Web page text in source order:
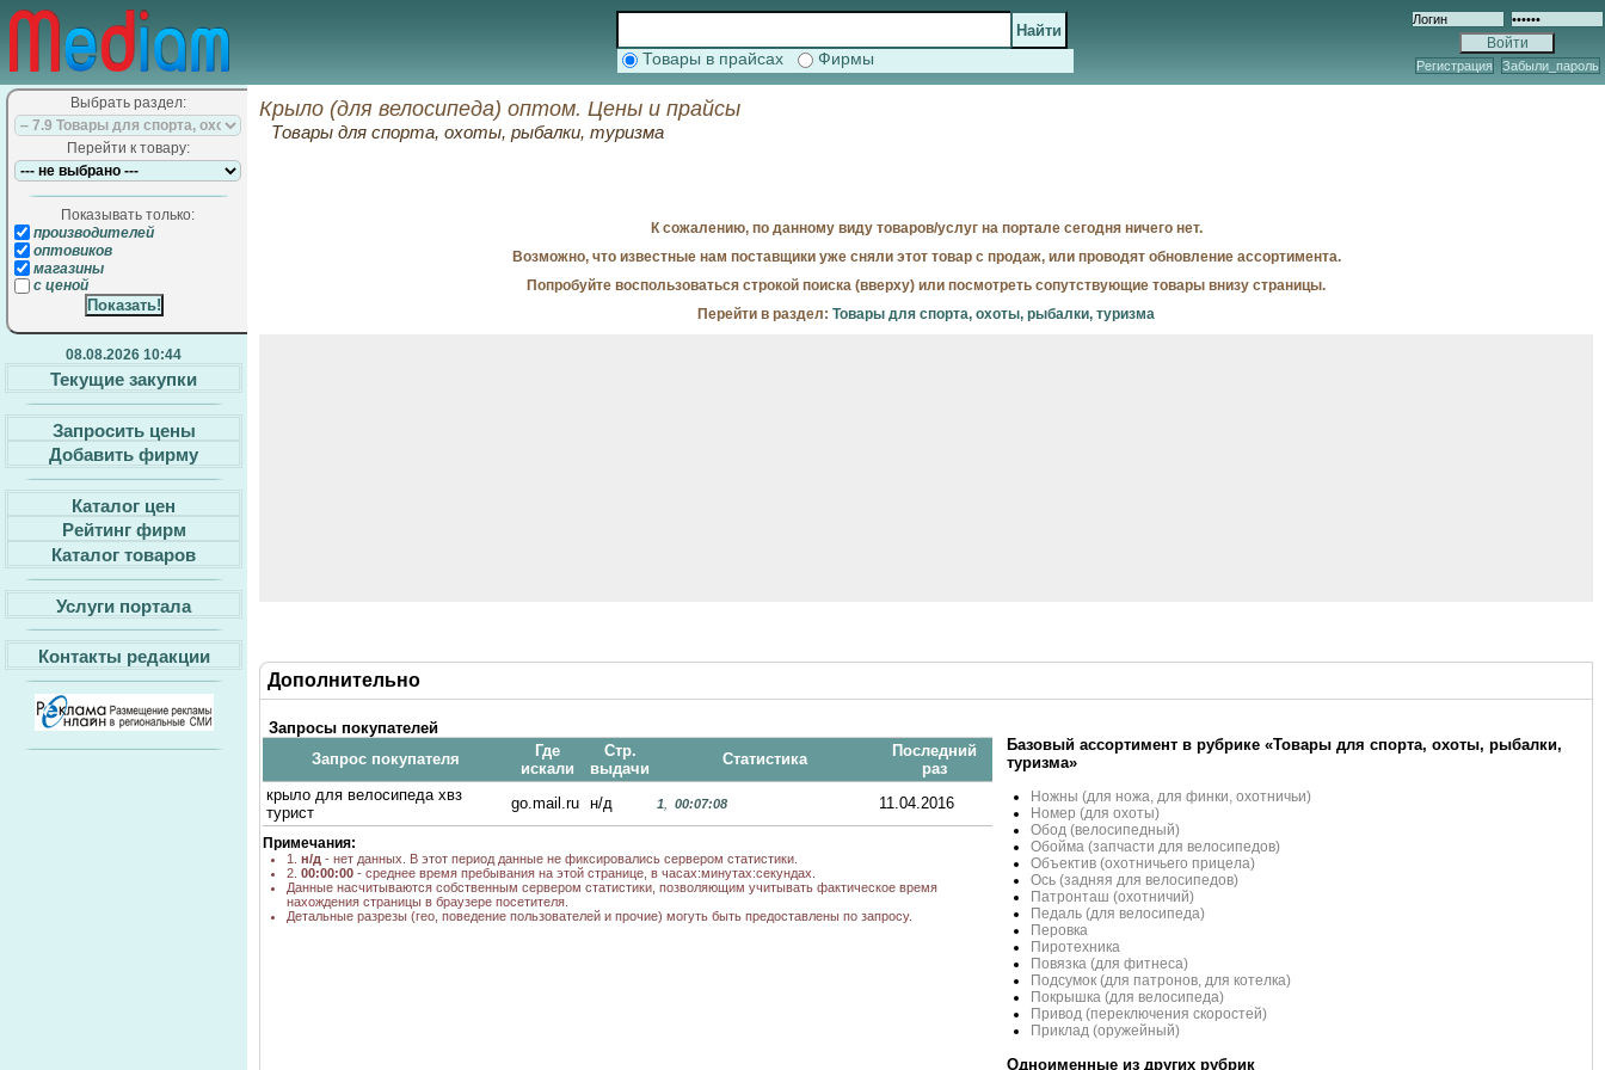
Товары в прайсах Фирмы Регистрация Забыли_пароль
Выбрать раздел:
Перейти к товару:
Показывать только:
производителей
оптовиков
магазины
с ценой
08.08.2026 10:44
Текущие закупки
Запросить цены
Добавить фирму
Каталог цен
Рейтинг фирм
Каталог товаров
Услуги портала
Контакты редакции
Крыло (для велосипеда) оптом. Цены и прайсы
Товары для спорта, охоты, рыбалки, туризма
К сожалению, по данному виду товаров/услуг на портале сегодня ничего нет.
Возможно, что известные нам поставщики уже сняли этот товар с продаж, или проводят обновление ассортимента.
Попробуйте воспользоваться строкой поиска (вверху) или посмотреть сопутствующие товары внизу страницы.
Перейти в раздел: Товары для спорта, охоты, рыбалки, туризма
Дополнительно
Запросы покупателей
Запрос покупателя
Где
искали
Стр.
выдачи
Статистика
Последний
раз
крыло для велосипеда хвз
турист
go.mail.ru н/д 1 00:07:08 11.04.2016
Примечания:
1. н/д - нет данных. В этот период данные не фиксировались сервером статистики.
2. 00:00:00 - среднее время пребывания на этой странице, в часах:минутах:секундах.
Данные насчитываются собственным сервером статистики, позволяющим учитывать фактическое время
нахождения страницы в браузере посетителя.
Детальные разрезы (гео, поведение пользователей и прочие) могуть быть предоставлены по запросу.
Базовый ассортимент в рубрике «Товары для спорта, охоты, рыбалки,
туризма»
Ножны (для ножа, для финки, охотничьи)
Номер (для охоты)
Обод (велосипедный)
Обойма (запчасти для велосипедов)
Объектив (охотничьего прицела)
Ось (задняя для велосипедов)
Патронташ (охотничий)
Педаль (для велосипеда)
Перовка
Пиротехника
Повязка (для фитнеса)
Подсумок (для патронов, для котелка)
Покрышка (для велосипеда)
Привод (переключения скоростей)
Приклад (оружейный)
Одноименные из других рубрик